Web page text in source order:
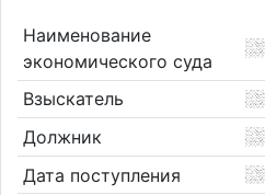
Наименование
экономического суда
Взыскатель
Должник
Дата поступления